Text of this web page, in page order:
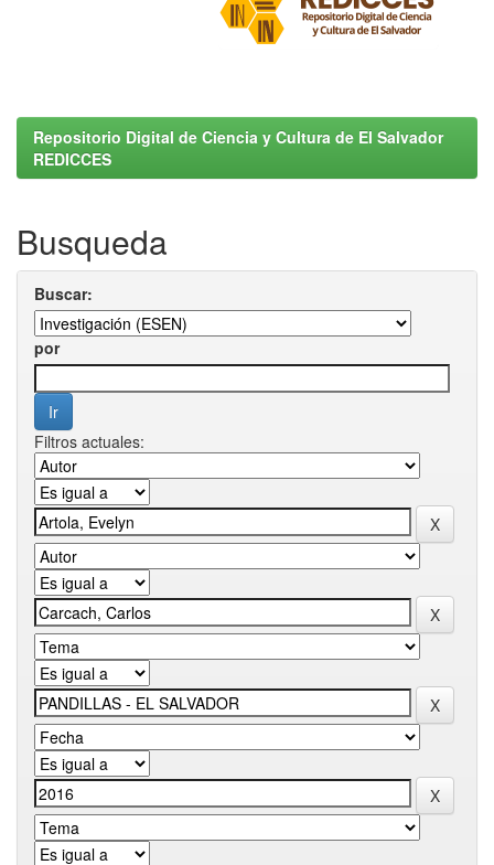
Repositorio Digital de Ciencia y Cultura de El Salvador
REDICCES
Busqueda
Buscar:
por
Filtros actuales: